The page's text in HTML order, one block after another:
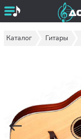
Каталог Гитары